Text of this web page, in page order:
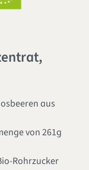
aus
von 261g
Rohrzucker